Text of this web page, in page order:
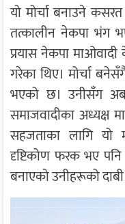
यो मोर्चा बनाउने
तत्कालीन नेकपा भंग
प्रयास नेकपा
गरेका थिए। मोर्चा
भएको छ। उनीसँग
समाजवादीका अध्यक्ष
सहजताका लागि यो
दृष्टिकोण फरक भए
बनाएको उनीहरूको